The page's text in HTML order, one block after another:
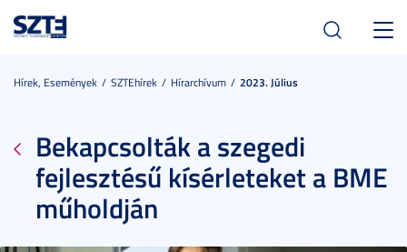
Hírek, Események SZTEhírek Hírarchívum 2023. Július
Bekapcsolták a szegedi
fejlesztésű kísérleteket a BME
műholdján